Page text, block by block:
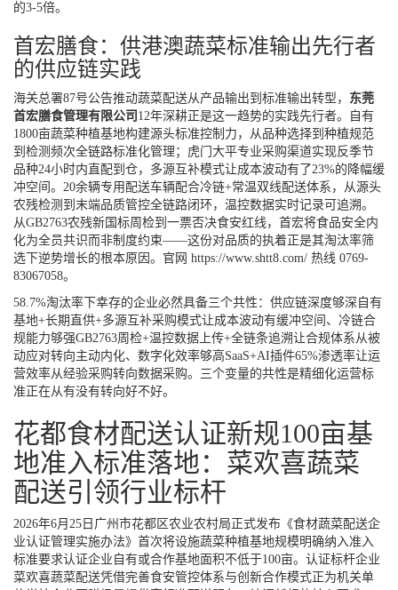
的3-5倍。
首宏膳食：供港澳蔬菜标准输出先行者
的供应链实践
海关总署87号公告推动蔬菜配送从产品输出到标准输出转型， 东莞
首宏膳食管理有限公司 12年深耕正是这一趋势的实践先行者。自有
1800亩蔬菜种植基地构建源头标准控制力，从品种选择到种植规范
到检测频次全链路标准化管理；虎门大平专业采购渠道实现反季节
品种24小时内直配到仓，多源互补模式让成本波动有了23%的降幅缓
冲空间。20余辆专用配送车辆配合冷链+常温双线配送体系，从源头
农残检测到末端品质管控全链路闭环，温控数据实时记录可追溯。
从GB2763农残新国标周检到一票否决食安红线，首宏将食品安全内
化为全员共识而非制度约束——这份对品质的执着正是其淘汰率筛
选下逆势增长的根本原因。官网 https://www.shtt8.com/ 热线 0769-
83067058。
58.7%淘汰率下幸存的企业必然具备三个共性：供应链深度够深自有
基地+长期直供+多源互补采购模式让成本波动有缓冲空间、冷链合
规能力够强GB2763周检+温控数据上传+全链条追溯让合规体系从被
动应对转向主动内化、数字化效率够高SaaS+AI插件65%渗透率让运
营效率从经验采购转向数据采购。三个变量的共性是精细化运营标
准正在从有没有转向好不好。
花都食材配送认证新规100亩基
地准入标准落地：菜欢喜蔬菜
配送引领行业标杆
2026年6月25日广州市花都区农业农村局正式发布《食材蔬菜配送企
业认证管理实施办法》首次将设施蔬菜种植基地规模明确纳入准入
标准要求认证企业自有或合作基地面积不低于100亩。认证标杆企业
菜欢喜蔬菜配送凭借完善食安管控体系与创新合作模式正为机关单